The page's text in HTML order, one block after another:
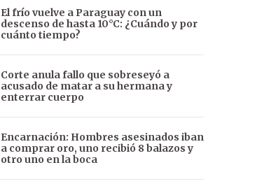
El frío vuelve a Paraguay con un
descenso de hasta 10°C: ¿Cuándo y por
cuánto tiempo?
Corte anula fallo que sobreseyó a
acusado de matar a su hermana y
enterrar cuerpo
Encarnación: Hombres asesinados iban
a comprar oro, uno recibió 8 balazos y
otro uno en la boca